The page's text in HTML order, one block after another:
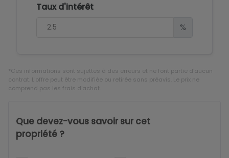
Taux d'intérêt
%
*Ces informations sont sujettes à des erreurs et ne font partie d'aucun
contrat. L'offre peut être modifiée ou retirée sans préavis. Le prix ne
comprend pas les frais d'achat.
Que devez-vous savoir sur cet
propriété ?